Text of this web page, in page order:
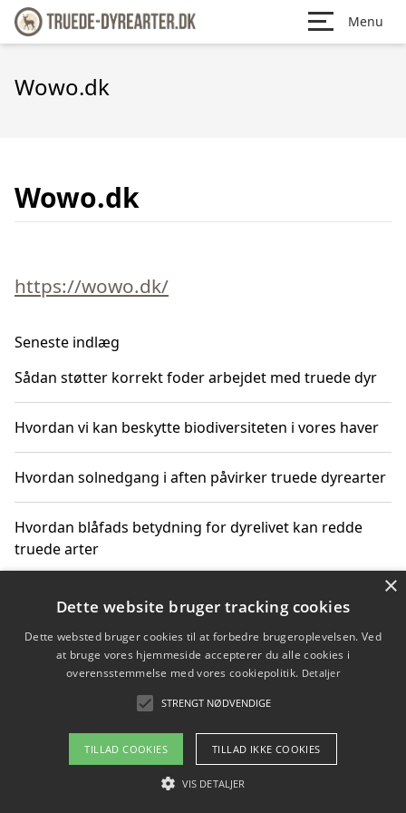
Menu
Wowo.dk
Wowo.dk
https://wowo.dk/
Seneste indlæg
Sådan støtter korrekt foder arbejdet med truede dyr
Hvordan vi kan beskytte biodiversiteten i vores haver
Hvordan solnedgang i aften påvirker truede dyrearter
Hvordan blåfads betydning for dyrelivet kan redde
truede arter
Hvordan kan gaver til unge voksne støtte bevarelsen
Copyright 2026 - Pilanto Aps
Om / kontakt
Blog Betingelser
×
Dette website bruger tracking cookies
Dette websted bruger cookies til at forbedre brugeroplevelsen. Ved
at bruge vores hjemmeside accepterer du alle cookies i
overensstemmelse med vores cookiepolitik. Detaljer
STRENGT NØDVENDIGE
TILLAD COOKIES TILLAD IKKE COOKIES
VIS DETALJER